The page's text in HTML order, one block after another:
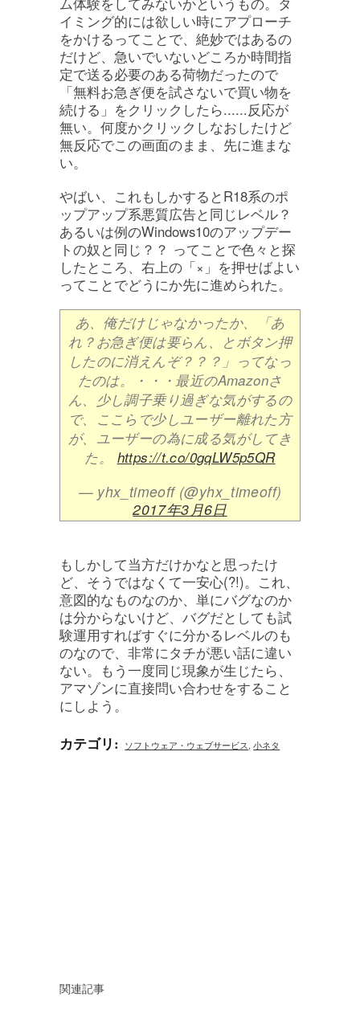
イミング的には欲しい時にアプローチ
をかけるってことで、絶妙ではあるの
だけど、急いでいないどころか時間指
定で送る必要のある荷物だったので
「無料お急ぎ便を試さないで買い物を
続ける」をクリックしたら......反応が
無い。何度かクリックしなおしたけど
無反応でこの画面のまま、先に進まな
い。
やばい、これもしかするとR18系のポ
ップアップ系悪質広告と同じレベル？
あるいは例のWindows10のアップデー
トの奴と同じ？？ ってことで色々と探
したところ、右上の「×」を押せばよい
ってことでどうにか先に進められた。
あ、俺だけじゃなかったか、「あ
れ？お急ぎ便は要らん、とボタン押
したのに消えんぞ？？？」ってなっ
たのは。・・・最近のAmazonさ
ん、少し調子乗り過ぎな気がするの
で、ここらで少しユーザー離れた方
が、ユーザーの為に成る気がしてき
た。 https://t.co/0gqLW5p5QR
— yhx_timeoff (@yhx_timeoff)
2017年3月6日
もしかして当方だけかなと思ったけ
ど、そうではなくて一安心(?!)。これ、
意図的なものなのか、単にバグなのか
は分からないけど、バグだとしても試
験運用すればすぐに分かるレベルのも
のなので、非常にタチが悪い話に違い
ない。もう一度同じ現象が生じたら、
アマゾンに直接問い合わせをすること
にしよう。
カテゴリ: ソフトウェア・ウェブサービス, 小ネタ
関連記事